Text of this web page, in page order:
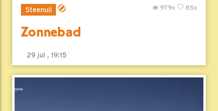
Steenuil 85x
979x
Zonnebad
29 jul , 19:15